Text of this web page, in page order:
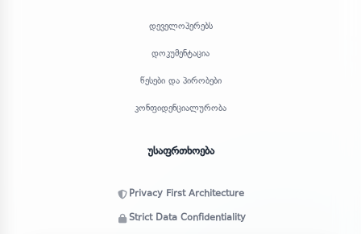
დეველოპერებს
დოკუმენტაცია
წესები და პირობები
კონფიდენციალურობა
უსაფრთხოება
Privacy First Architecture
Strict Data Confidentiality